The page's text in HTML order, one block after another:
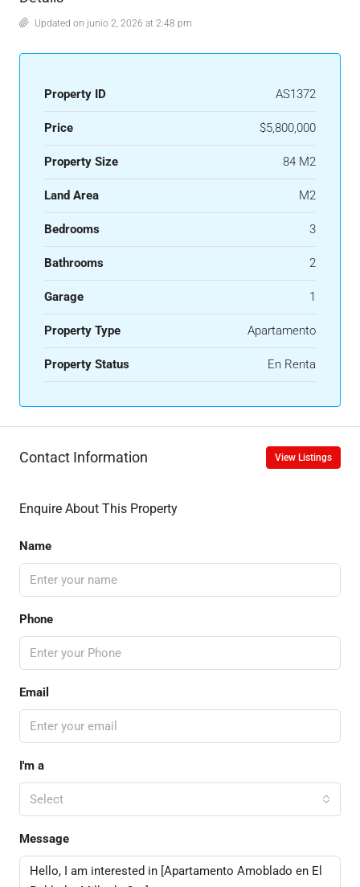
Updated on junio 2, 2026 at 2:48 pm
Property ID AS1372
Price $5,800,000
Property Size 84 M2
Land Area M2
Bedrooms 3
Bathrooms 2
Garage 1
Property Type Apartamento
Property Status En Renta
Contact Information View Listings
Enquire About This Property
Name
Phone
Email
I'm a
Select
Message